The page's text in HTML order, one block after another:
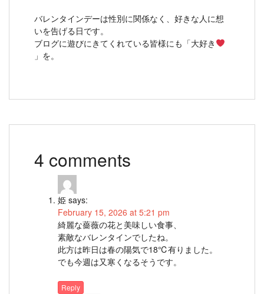
バレンタインデーは性別に関係なく、好きな人に想
いを告げる日です。
ブログに遊びにきてくれている皆様にも「大好き
」を。
4 comments
姫 says:
February 15, 2026 at 5:21 pm
綺麗な薔薇の花と美味しい食事、
素敵なバレンタインでしたね。
此方は昨日は春の陽気で18℃有りました。
でも今週は又寒くなるそうです。
Reply